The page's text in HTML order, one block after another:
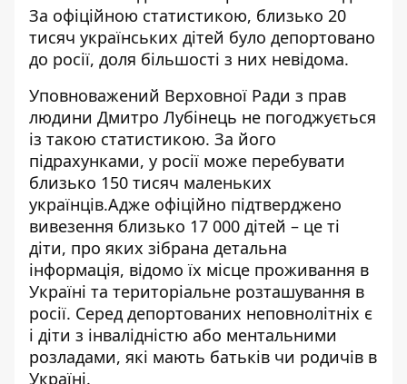
За офіційною статистикою, близько 20
тисяч українських дітей було депортовано
до росії, доля більшості з них невідома.
Уповноважений Верховної Ради з прав
людини Дмитро Лубінець не погоджується
із такою статистикою. За його
підрахунками, у росії може перебувати
близько 150 тисяч маленьких
українців.Адже офіційно підтверджено
вивезення близько 17 000 дітей – це ті
діти, про яких зібрана детальна
інформація, відомо їх місце проживання в
Україні та територіальне розташування в
росії. Серед депортованих неповнолітніх є
і діти з інвалідністю або ментальними
розладами, які мають батьків чи родичів в
Україні.